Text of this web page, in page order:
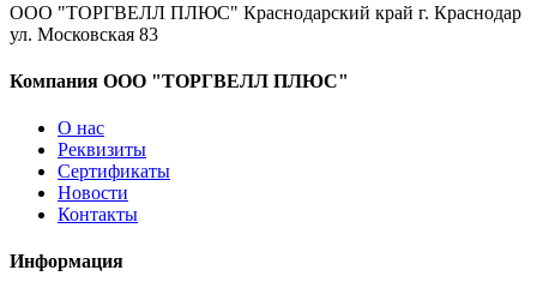
ООО "ТОРГВЕЛЛ ПЛЮС" Краснодарский край г. Краснодар
ул. Московская 83
Компания ООО "ТОРГВЕЛЛ ПЛЮС"
О нас
Реквизиты
Сертификаты
Новости
Контакты
Информация